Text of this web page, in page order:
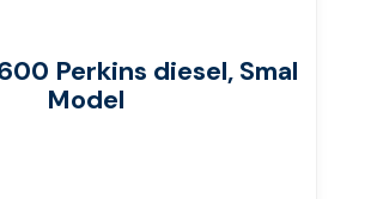
Perkins diesel, Smal
Model